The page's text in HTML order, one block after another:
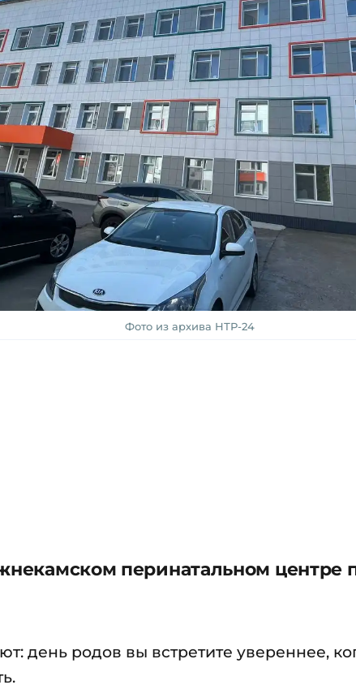
Фото из архива НТР-24
перинатальном центре
день родов вы встретите увереннее,